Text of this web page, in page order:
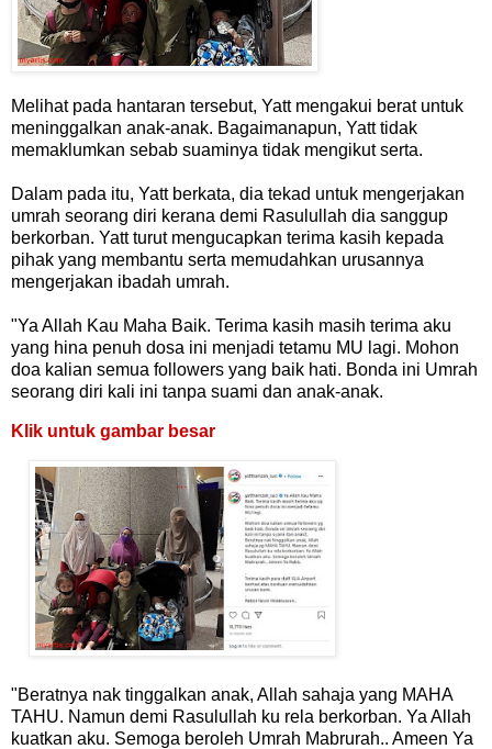
Melihat pada hantaran tersebut, Yatt mengakui berat untuk
meninggalkan anak-anak. Bagaimanapun, Yatt tidak
memaklumkan sebab suaminya tidak mengikut serta.
Dalam pada itu, Yatt berkata, dia tekad untuk mengerjakan
umrah seorang diri kerana demi Rasulullah dia sanggup
berkorban. Yatt turut mengucapkan terima kasih kepada
pihak yang membantu serta memudahkan urusannya
mengerjakan ibadah umrah.
"Ya Allah Kau Maha Baik. Terima kasih masih terima aku
yang hina penuh dosa ini menjadi tetamu MU lagi. Mohon
doa kalian semua followers yang baik hati. Bonda ini Umrah
seorang diri kali ini tanpa suami dan anak-anak.
Klik untuk gambar besar
"Beratnya nak tinggalkan anak, Allah sahaja yang MAHA
TAHU. Namun demi Rasulullah ku rela berkorban. Ya Allah
kuatkan aku. Semoga beroleh Umrah Mabrurah.. Ameen Ya